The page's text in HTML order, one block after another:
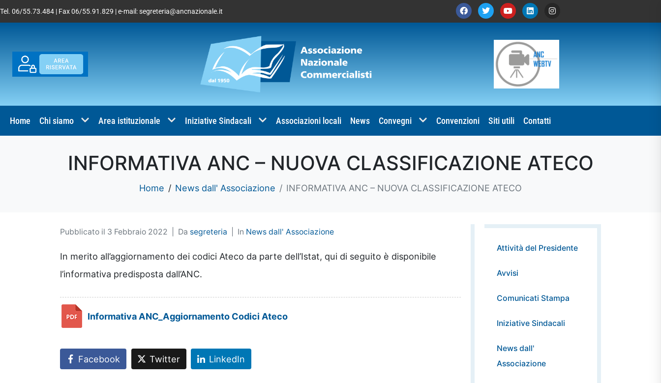
Tel. 06/55.73.484 | Fax 06/55.91.829 | e-mail:segreteria@ancnazionale.it
Home Chi siamo Area istituzionale Iniziative Sindacali Associazioni locali News Convegni Convenzioni Siti utili Contatti
INFORMATIVA ANC – NUOVA CLASSIFICAZIONE ATECO
Home News dall' Associazione INFORMATIVA ANC – NUOVA CLASSIFICAZIONE ATECO
Pubblicato il 3 Febbraio 2022 Da segreteria In News dall' Associazione
In merito all’aggiornamento dei codici Ateco da parte dell’Istat, qui di seguito è disponibile
l’informativa predisposta dall’ANC.
Informativa ANC_Aggiornamento Codici Ateco
Facebook Twitter LinkedIn
Attività del Presidente
Avvisi
Comunicati Stampa
Iniziative Sindacali
News dall'
Associazione